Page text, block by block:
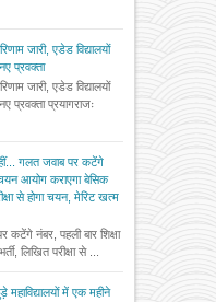
जारी, एडेड विद्यालयों
प्रवक्ता
जारी, एडेड विद्यालयों
प्रवक्ता प्रयागराजः
गलत जवाब पर कटेंगे
चयन आयोग कराएगा बेसिक
से होगा चयन, मेरिट खत्म
कटेंगे नंबर, पहली बार शिक्षा
लिखित परीक्षा से ...
में एक महीने